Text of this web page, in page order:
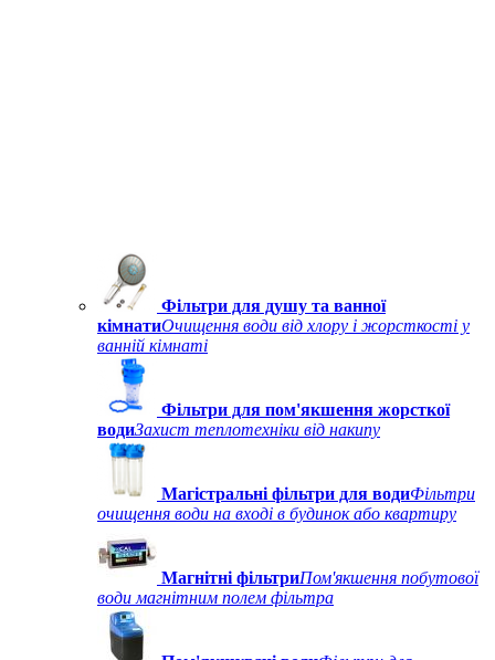
Фільтри для душу та ванної
кімнатиОчищення води від хлору і жорсткості у
ванній кімнаті
Фільтри для пом'якшення жорсткої
водиЗахист теплотехніки від накипу
Магістральні фільтри для водиФільтри
очищення води на вході в будинок або квартиру
Магнітні фільтриПом'якшення побутової
води магнітним полем фільтра